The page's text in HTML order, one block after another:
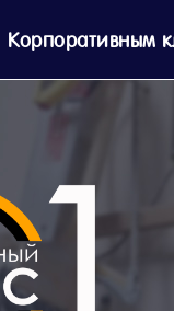
Корпоративным